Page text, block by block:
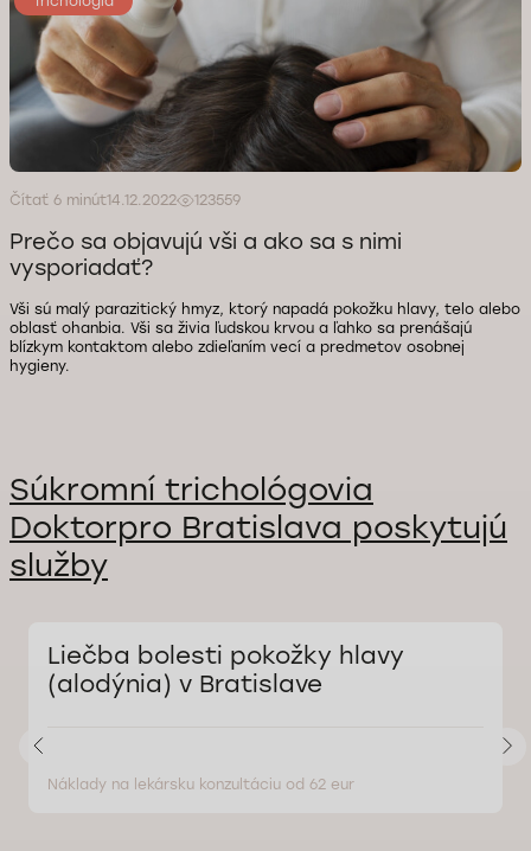
Čítať 6 minút14.12.2022 123559
Prečo sa objavujú vši a ako sa s nimi
vysporiadať?
Vši sú malý parazitický hmyz, ktorý napadá pokožku hlavy, telo alebo
oblasť ohanbia. Vši sa živia ľudskou krvou a ľahko sa prenášajú
blízkym kontaktom alebo zdieľaním vecí a predmetov osobnej
hygieny.
Súkromní trichológovia
Doktorpro Bratislava poskytujú
služby
Liečba bolesti pokožky hlavy
(alodýnia) v Bratislave
Náklady na lekársku konzultáciu od 62 eur